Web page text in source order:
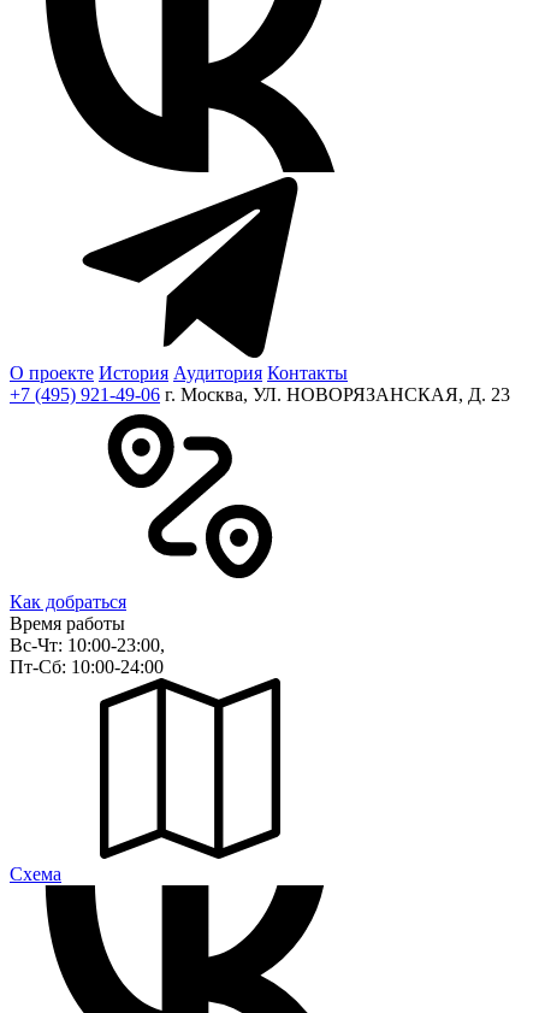
О проекте История Аудитория Контакты
+7 (495) 921-49-06 г. Москва, УЛ. НОВОРЯЗАНСКАЯ, Д. 23
Как добраться
Время работы
Вс-Чт: 10:00-23:00,
Пт-Сб: 10:00-24:00
Cхема